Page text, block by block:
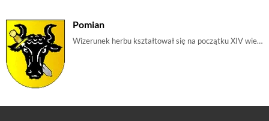
Pomian
Wizerunek herbu kształtował się na początku XIV wieku. Wg Długosza jest to {{uszczerbienie|uszczerbiona}} odmiana herbu {{wieniawa|Wieniawa}}, którą Ł | m_byk, m_głowabyka, m_miecz, m_uszczerbionywieniawa, m_uszczerbiony, m_bawół